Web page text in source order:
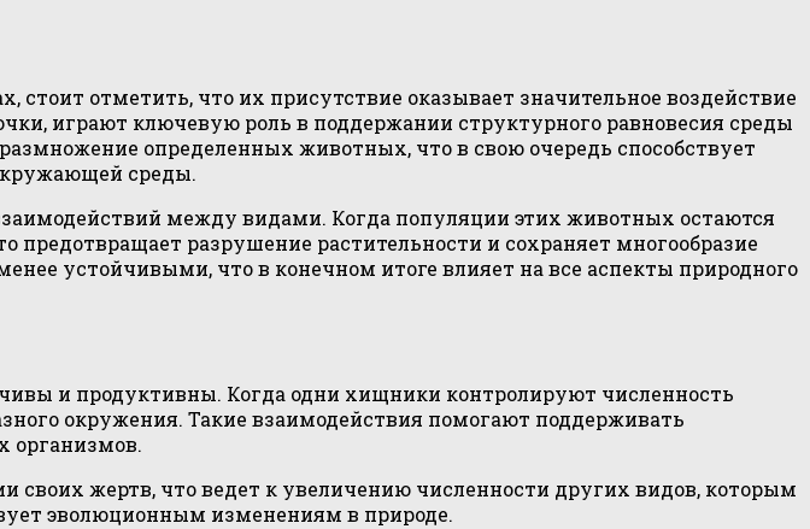
отметить, что их присутствие оказывает значительное воздействие
играют ключевую роль в поддержании структурного равновесия среды
определенных животных, что в свою очередь способствует
среды.
между видами. Когда популяции этих животных остаются
разрушение растительности и сохраняет многообразие
устойчивыми, что в конечном итоге влияет на все аспекты природного
и продуктивны. Когда одни хищники контролируют численность
окружения. Такие взаимодействия помогают поддерживать
организмов.
жертв, что ведет к увеличению численности других видов, которым
эволюционным изменениям в природе.